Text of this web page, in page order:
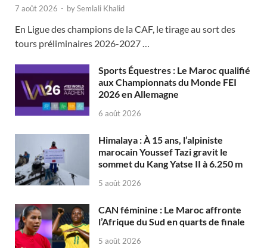
7 août 2026 - bySemlali Khalid
En Ligue des champions de la CAF, le tirage au sort des
tours préliminaires 2026-2027 …
Sports Équestres : Le Maroc qualifié
aux Championnats du Monde FEI
2026 en Allemagne
6 août 2026
Himalaya : À 15 ans, l’alpiniste
marocain Youssef Tazi gravit le
sommet du Kang Yatse II à 6.250 m
5 août 2026
CAN féminine : Le Maroc affronte
l’Afrique du Sud en quarts de finale
5 août 2026